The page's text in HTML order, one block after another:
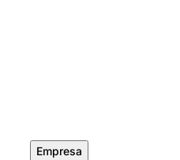
Empresa